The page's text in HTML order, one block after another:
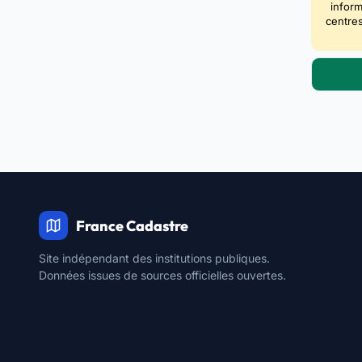
France Cadastre
Site indépendant des institutions publiques.
Données issues de sources officielles ouvertes.